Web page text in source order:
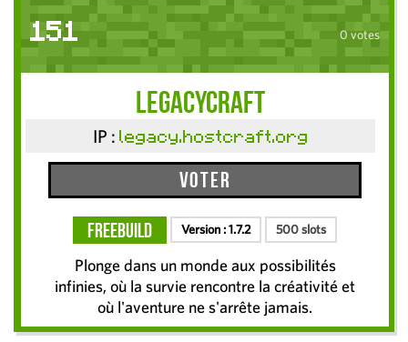
151 0 votes
LegacyCraft
IP : legacy.hostcraft.org
Voter
FreeBuild Version :1.7.2 500 slots
Plonge dans un monde aux possibilités
infinies, où la survie rencontre la créativité et
où l'aventure ne s'arrête jamais.